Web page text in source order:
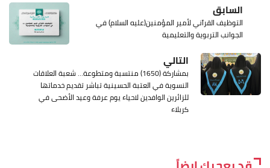
السابق
التوظيف القرآني لأمير المؤمنين(عليه السلام) في
الجوانب التربوية والتعليمية
التالي
بمشاركة (1650) منتسبة ومتطوعة… شعبة العلاقات
النسوية في العتبة الحسينية تباشر تقديم خدماتها
للزائرين الوافدين لاحياء يوم عرفة وعيد الأضحى في
كربلاء